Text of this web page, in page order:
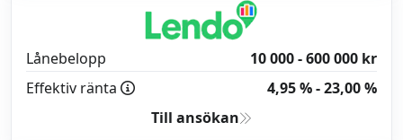
Lånebelopp
10 000 - 600 000 kr
Effektiv ränta
4,95 % - 23,00 %
Till ansökan